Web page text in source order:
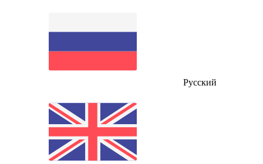
Русский